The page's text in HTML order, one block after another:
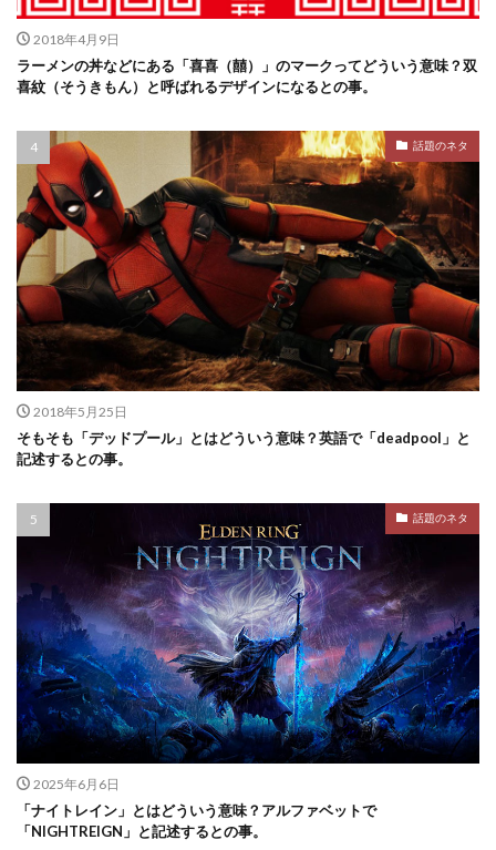
2018年4月9日
ラーメンの丼などにある「喜喜（囍）」のマークってどういう意味？双
喜紋（そうきもん）と呼ばれるデザインになるとの事。
話題のネタ
2018年5月25日
そもそも「デッドプール」とはどういう意味？英語で「deadpool」と
記述するとの事。
話題のネタ
2025年6月6日
「ナイトレイン」とはどういう意味？アルファベットで
「NIGHTREIGN」と記述するとの事。